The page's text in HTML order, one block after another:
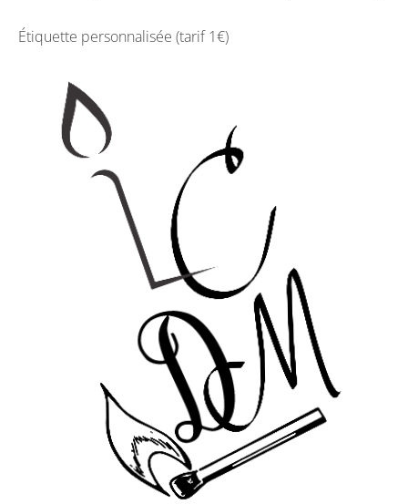
Étiquette personnalisée (tarif 1€)